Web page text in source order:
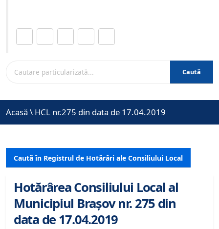
Caută
Acasă \ HCL nr.275 din data de 17.04.2019
Caută în Registrul de Hotărâri ale Consiliului Local
Hotărârea Consiliului Local al
Municipiul Brașov nr. 275 din
data de 17.04.2019